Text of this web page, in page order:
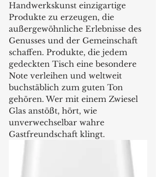
Handwerkskunst einzigartige
Produkte zu erzeugen, die
außergewöhnliche Erlebnisse des
Genusses und der Gemeinschaft
schaffen. Produkte, die jedem
gedeckten Tisch eine besondere
Note verleihen und weltweit
buchstäblich zum guten Ton
gehören. Wer mit einem Zwiesel
Glas anstößt, hört, wie
unverwechselbar wahre
Gastfreundschaft klingt.